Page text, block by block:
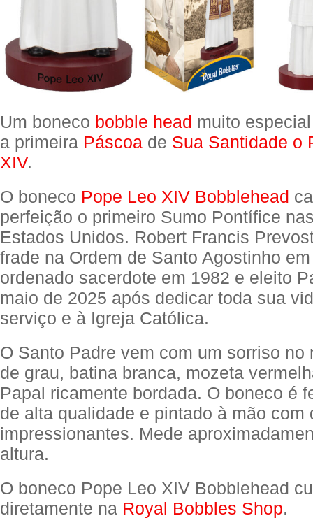
Um boneco bobble head muito
a primeira Páscoa de Sua Santidade o
XIV.
O boneco Pope Leo XIV Bobblehead
perfeição o primeiro Sumo Pontífice
Estados Unidos. Robert Francis
frade na Ordem de Santo Agostinho
ordenado sacerdote em 1982 e eleito
maio de 2025 após dedicar toda sua
serviço e à Igreja Católica.
O Santo Padre vem com um sorriso no
de grau, batina branca, mozeta
Papal ricamente bordada. O boneco é
de alta qualidade e pintado à mão com
impressionantes. Mede
altura.
O boneco Pope Leo XIV Bobblehead
diretamente na Royal Bobbles Shop.